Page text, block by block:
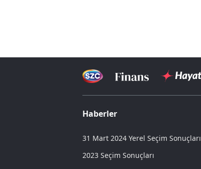
Haberler
31 Mart 2024 Yerel Seçim Sonuçları
2023 Seçim Sonuçları